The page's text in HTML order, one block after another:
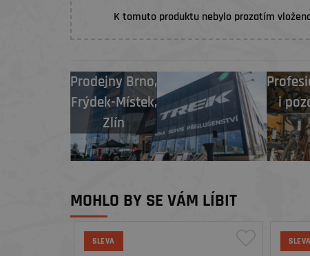
K tomuto produktu nebylo prozatím
ProdejnyBrno,
Frýdek-Místek,
Zlín
i
MOHLO BY SE VÁM LÍBIT
SLEVA SLEVA